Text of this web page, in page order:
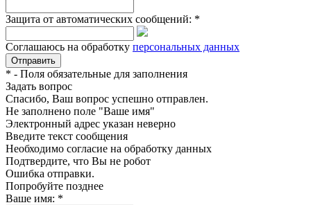
Защита от автоматических сообщений: *
Соглашаюсь на обработку персональных данных
* - Поля обязательные для заполнения
Задать вопрос
Спасибо, Ваш вопрос успешно отправлен.
Не заполнено поле "Ваше имя"
Электронный адрес указан неверно
Введите текст сообщения
Необходимо согласие на обработку данных
Подтвердите, что Вы не робот
Ошибка отправки.
Попробуйте позднее
Ваше имя: *